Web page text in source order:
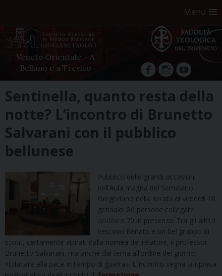
Menu
Veneto Orientale – A
Belluno e a Treviso
facebookInstagram
YouTube
to
content
Sentinella, quanto resta della
notte? L’incontro di Brunetto
Salvarani con il pubblico
bellunese
Pubblico delle grandi occasioni
nell’Aula magna del Seminario
Gregoriano nella serata di venerdì 10
gennaio: 80 persone collegate
online e 70 in presenza. Tra gli altri il
vescovo Renato e un bel gruppo di
scout, certamente attirati dalla nomea del relatore, il professor
Brunetto Salvarani, ma anche dal tema all’ordine del giorno:
«Educare alla pace in tempo di guerra». L’incontro segna la ripresa